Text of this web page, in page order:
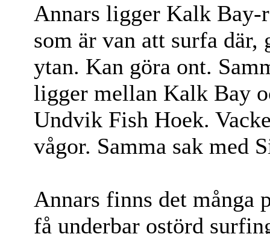
Annars ligger Kalk Bay-
som är van att surfa
ytan. Kan göra ont.
ligger mellan Kalk Bay
Undvik Fish Hoek.
vågor. Samma sak med
Annars finns det många
få underbar ostörd